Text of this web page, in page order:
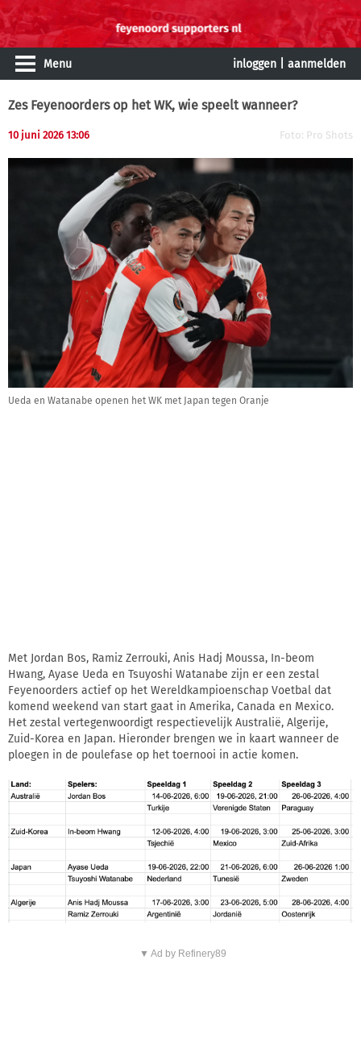
Menu inloggen aanmelden
Zes Feyenoorders op het WK, wie speelt wanneer?
10 juni 2026 13:06 Foto: Pro Shots
Ueda en Watanabe openen het WK met Japan tegen Oranje
Met Jordan Bos, Ramiz Zerrouki, Anis Hadj Moussa, In-beom
Hwang, Ayase Ueda en Tsuyoshi Watanabe zijn er een zestal
Feyenoorders actief op het Wereldkampioenschap Voetbal dat
komend weekend van start gaat in Amerika, Canada en Mexico.
Het zestal vertegenwoordigt respectievelijk Australië, Algerije,
Zuid-Korea en Japan. Hieronder brengen we in kaart wanneer de
ploegen in de poulefase op het toernooi in actie komen.
▼ Ad by Refinery89